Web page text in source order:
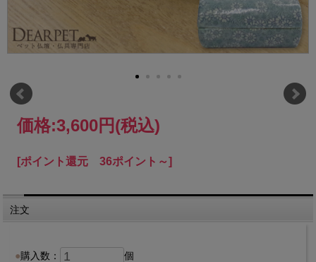
価格:3,600円(税込)
[ポイント還元 36ポイント～]
注文
購入数： 個